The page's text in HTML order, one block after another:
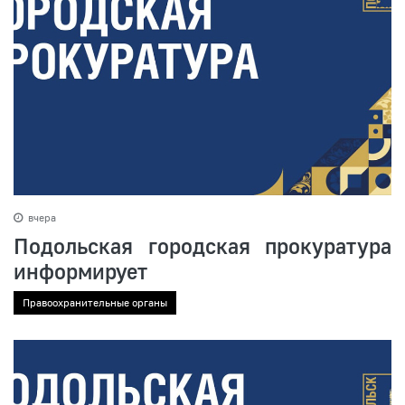
вчера
Подольская городская прокуратура
информирует
Правоохранительные органы